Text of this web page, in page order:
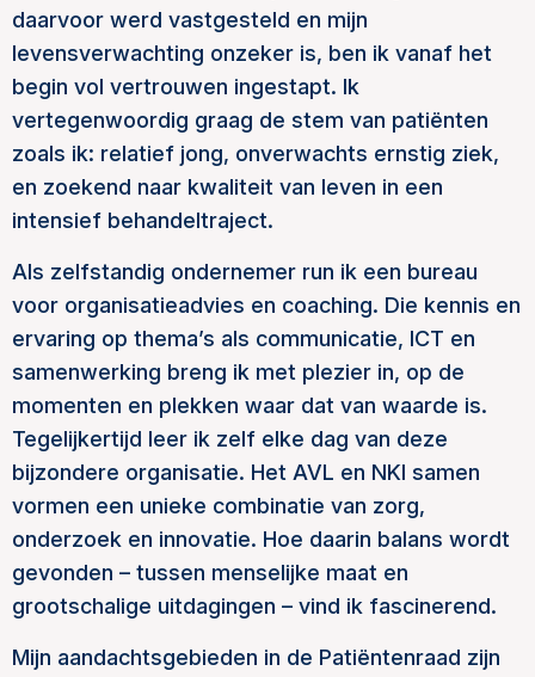
daarvoor werd vastgesteld en mijn
levensverwachting onzeker is, ben ik vanaf het
begin vol vertrouwen ingestapt. Ik
vertegenwoordig graag de stem van patiënten
zoals ik: relatief jong, onverwachts ernstig ziek,
en zoekend naar kwaliteit van leven in een
intensief behandeltraject.
Als zelfstandig ondernemer run ik een bureau
voor organisatieadvies en coaching. Die kennis en
ervaring op thema’s als communicatie, ICT en
samenwerking breng ik met plezier in, op de
momenten en plekken waar dat van waarde is.
Tegelijkertijd leer ik zelf elke dag van deze
bijzondere organisatie. Het AVL en NKI samen
vormen een unieke combinatie van zorg,
onderzoek en innovatie. Hoe daarin balans wordt
gevonden – tussen menselijke maat en
grootschalige uitdagingen – vind ik fascinerend.
Mijn aandachtsgebieden in de Patiëntenraad zijn